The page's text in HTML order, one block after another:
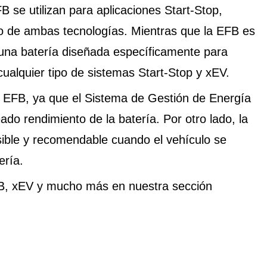
se utilizan para aplicaciones Start-Stop,
de ambas tecnologías. Mientras que la EFB es
batería diseñada específicamente para
tipo de sistemas Start-Stop y xEV.
ya que el Sistema de Gestión de Energía
rendimiento de la batería. Por otro lado, la
y recomendable cuando el vehículo se
xEV y mucho más en nuestra sección